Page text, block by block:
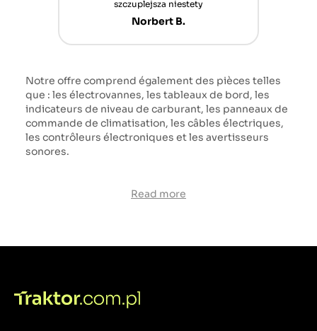
szczuplejsza niestety
Norbert B.
Notre offre comprend également des pièces telles
que : les électrovannes, les tableaux de bord, les
indicateurs de niveau de carburant, les panneaux de
commande de climatisation, les câbles électriques,
les contrôleurs électroniques et les avertisseurs
sonores.
Read more